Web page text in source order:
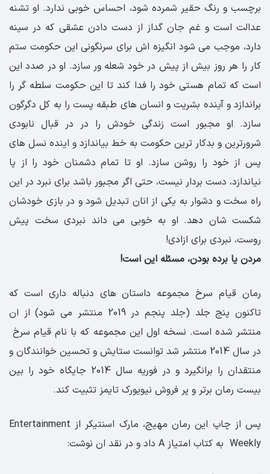
برچسب و رنگ حقیر شمرده شود، احساس خوبی ندارد. او تشنه
عدالت است و غم جان گداز از دست دادن عشقی که در سینه
دارد، موجب می شود انگیزه اش برای سرنگونی این حکومت ستم
کار را هر روز بیش از پیش در خود شعله ور سازد. او در صدد این
است که تمام هستی خود را فدا کند تا این حکومت سلطه گر را
براندازد و آینده بشریت و انسان های طبقه پست را به کل دگرگون
سازد. او مجبور است زندگی خودش را در در قبال نابودی
شرورترین و بدکار ترین حکومت به خط بیاندازد و اینده نسل های
پس از خود را روشن سازد. او تا تمام دشمنان خود را از پا
نیاندازد، دست بردار نیست، حتی اگر مجبور باشد برای نبرد در این
راه سخت و دشوار به یکی از انان تبدیل شود و در بازی خودشان
شکست شان دهد. او به خوبی می داند نبردی سخت پیش
روست، نبردی برای ازادی!
مردن یا برده بودن، مسئله این است!
رمان قیام سرخ مجموعه داستان های دنباله داری است که
تاکنون پنج جلد (جلد پنجم در 2019 منتشر می شود) از ان
منتشر شده است. نسخه اول این مجموعه که با نام قیام سرخ
در سال 2014 منتشر شد توانست ستایش و تحسین خوانندگان و
منتقدان را برانگیرد و در فوریه سال 2014 جایگاه خود را بین
بیست رمان برتر و پر فروش نیویورک تایمز تثبیت کند.
پس از چاپ این رمان مهیج، مارک اسنتیکر از Entertainment
Weekly به کتاب امتیاز A داد و در نقد ان نوشت: